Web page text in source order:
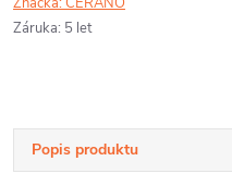
Záruka: 5 let
Popis produktu